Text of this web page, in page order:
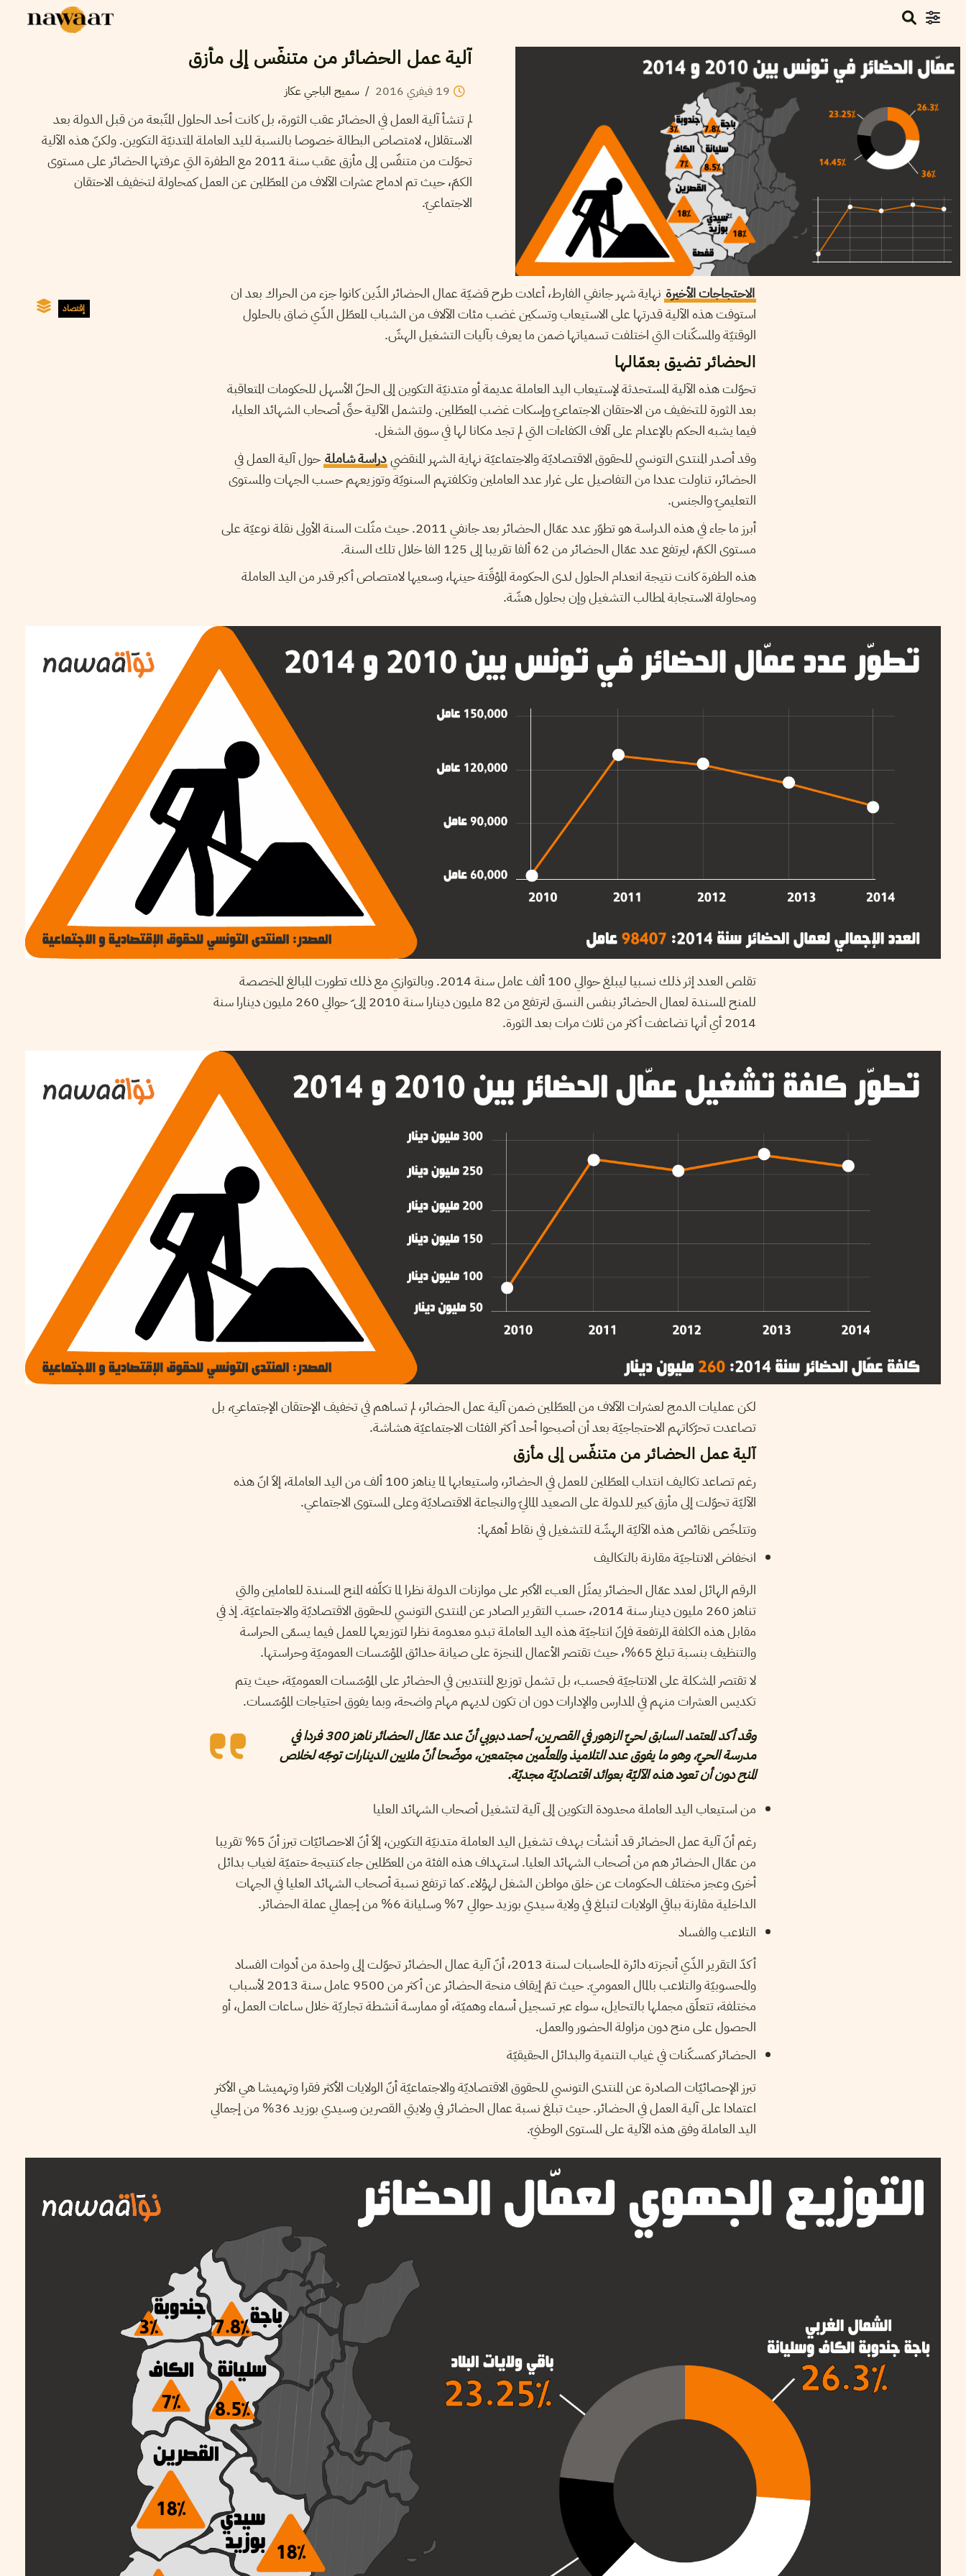
آلية عمل الحضائر من متنفّس إلى مأزق
19 فيفري 2016
/ سميح الباجي عكاز
لم تنشأ آلية العمل في الحضائر عقب الثورة، بل كانت أحد الحلول المتّبعة من قبل الدولة بعد
الاستقلال، لامتصاص البطالة خصوصا بالنسبة لليد العاملة المتدنيّة التكوين. ولكنّ هذه الآلية
تحوّلت من متنفّس إلى مأزق عقب سنة 2011 مع الطفرة التي عرفتها الحضائر على مستوى
الكمّ، حيث تم ادماج عشرات الآلاف من المعطّلين عن العمل كمحاولة لتخفيف الاحتقان
الاجتماعيّ.
إقتصاد
الاحتجاجات الأخيرة نهاية شهر جانفي الفارط، أعادت طرح قضيّة عمال الحضائر الذّين كانوا جزء من الحراك بعد ان
استوفت هذه الآلية قدرتها على الاستيعاب وتسكين غضب مئات الآلاف من الشباب المعطّل الذّي ضاق بالحلول
الوقتيّة والمسكّنات التي اختلفت تسمياتها ضمن ما يعرف بآليات التشغيل الهشّ.
الحضائر تضيق بعمّالها
تحوّلت هذه الآلية المستحدثة لإستيعاب اليد العاملة عديمة أو متدنيّة التكوين إلى الحلّ الأسهل للحكومات المتعاقبة
بعد الثورة للتخفيف من الاحتقان الاجتماعيّ وإسكات غضب المعطّلين. ولتشمل الآلية حتّى أصحاب الشهائد العليا،
فيما يشبه الحكم بالإعدام على آلاف الكفاءات التي لم تجد مكانا لها في سوق الشغل.
وقد أصدر المنتدى التونسي للحقوق الاقتصاديّة والاجتماعيّة نهاية الشهر المنقضي دراسة شاملة حول آلية العمل في
الحضائر، تناولت عددا من التفاصيل على غرار عدد العاملين وتكلفتهم السنويّة وتوزيعهم حسب الجهات والمستوى
التعليميّ والجنس.
أبرز ما جاء في هذه الدراسة هو تطوّر عدد عمّال الحضائر بعد جانفي 2011. حيث مثّلت السنة الأولى نقلة نوعيّة على
مستوى الكمّ، ليرتفع عدد عمّال الحضائر من 62 ألفا تقريبا إلى 125 الفا خلال تلك السنة.
هذه الطفرة كانت نتيجة انعدام الحلول لدى الحكومة المؤقّتة حينها، وسعيها لامتصاص أكبر قدر من اليد العاملة
ومحاولة الاستجابة لمطالب التشغيل وإن بحلول هشّة.
تقلص العدد إثر ذلك نسبيا ليبلغ حوالي 100 ألف عامل سنة 2014. وبالتوازي مع ذلك تطورت المبالغ المخصصة
للمنح المسندة لعمال الحضائر بنفس النسق لترتفع من 82 مليون دينارا سنة 2010 إلى ّ حوالي 260 مليون دينارا سنة
2014 أي أنها تضاعفت أكثر من ثلاث مرات بعد الثورة.
لكن عمليات الدمج لعشرات الآلاف من المعطّلين ضمن آلية عمل الحضائر، لم تساهم في تخفيف الإحتقان الإجتماعيّ، بل
تصاعدت تحرّكاتهم الاحتجاجيّة بعد أن أصبحوا أحد أكثر الفئات الاجتماعيّة هشاشة.
آلية عمل الحضائر من متنفّس إلى مأزق
رغم تصاعد تكاليف انتداب المعطّلين للعمل في الحضائر، واستيعابها لما يناهز 100 ألف من اليد العاملة، إلاّ انّ هذه
الآليّة تحوّلت إلى مأزق كبير للدولة على الصعيد الماليّ والنجاعة الاقتصاديّة وعلى المستوى الاجتماعي.
وتتلخّص نقائص هذه الآليّة الهشّة للتشغيل في نقاط أهمّها:
انخفاض الانتاجيّة مقارنة بالتكاليف
الرقم الهائل لعدد عمّال الحضائر يمثّل العبء الأكبر على موازنات الدولة نظرا لما تكلّفه المنح المسندة للعاملين والتي
تناهز 260 مليون دينار سنة 2014، حسب التقرير الصادر عن المنتدى التونسي للحقوق الاقتصاديّة والاجتماعيّة. إذ في
مقابل هذه الكلفة المرتفعة فإنّ انتاجيّة هذه اليد العاملة تبدو معدومة نظرا لتوزيعها للعمل فيما يسمّى الحراسة
والتنظيف بنسبة تبلغ 65%، حيث تقتصر الأعمال المنجزة على صيانة حدائق المؤسّسات العموميّة وحراستها.
لا تقتصر المشكلة على الانتاجيّة فحسب، بل تشمل توزيع المنتدبين في الحضائر على المؤسّسات العموميّة، حيث يتم
تكديس العشرات منهم في المدارس والإدارات دون ان تكون لديهم مهام واضحة، وبما يفوق احتياجات المؤسّسات.
وقد أكد المعتمد السابق لحيّ الزهور في القصرين، أحمد دبوبي أنّ عدد عمّال الحضائر ناهز 300 فردا في
مدرسة الحيّ، وهو ما يفوق عدد التلاميذ والمعلّمين مجتمعين، موضّحا أنّ ملايين الدينارات توجّه لخلاص
المنح دون أن تعود هذه الآليّة بعوائد اقتصاديّة مجديّة.
من استيعاب اليد العاملة محدودة التكوين إلى آلية لتشغيل أصحاب الشهائد العليا
رغم أنّ آلية عمل الحضائر قد أنشأت بهدف تشغيل اليد العاملة متدنيّة التكوين، إلاّ أنّ الاحصائيّات تبرز أنّ 5% تقريبا
من عمّال الحضائر هم من أصحاب الشهائد العليا. استهداف هذه الفئة من المعطّلين جاء كنتيجة حتميّة لغياب بدائل
أخرى وعجز مختلف الحكومات عن خلق مواطن الشغل لهؤلاء. كما ترتفع نسبة أصحاب الشهائد العليا في الجهات
الداخلية مقارنة بباقي الولايات لتبلغ في ولاية سيدي بوزيد حوالي 7% وسليانة 6% من إجمالي عملة الحضائر.
التلاعب والفساد
أكدّ التقرير الذّي أنجزته دائرة المحاسبات لسنة 2013، أنّ آلية عمال الحضائر تحوّلت إلى واحدة من أدوات الفساد
والمحسوبيّة والتلاعب بالمال العموميّ. حيث تمّ إيقاف منحة الحضائر عن أكثر من 9500 عامل سنة 2013 لأسباب
مختلفة، تتعلّق مجملها بالتحايل، سواء عبر تسجيل أسماء وهميّة، أو ممارسة أنشطة تجاريّة خلال ساعات العمل، أو
الحصول على منح دون مزاولة الحضور والعمل.
الحضائر كمسكّنات في غياب التنمية والبدائل الحقيقيّة
تبرز الإحصائيّات الصادرة عن المنتدى التونسي للحقوق الاقتصاديّة والاجتماعيّة أنّ الولايات الأكثر فقرا وتهميشا هي الأكثر
اعتمادا على آلية العمل في الحضائر. حيث تبلغ نسبة عمال الحضائر في ولايتي القصرين وسيدي بوزيد 36% من إجمالي
اليد العاملة وفق هذه الآلية على المستوى الوطنيّ.